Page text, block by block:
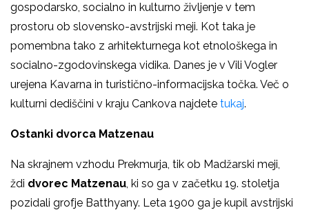
gospodarsko, socialno in kulturno življenje v tem
prostoru ob slovensko-avstrijski meji. Kot taka je
pomembna tako z arhitekturnega kot etnološkega in
socialno-zgodovinskega vidika. Danes je v Vili Vogler
urejena Kavarna in turistično-informacijska točka. Več o
kulturni dediščini v kraju Cankova najdete tukaj.
Ostanki dvorca Matzenau
Na skrajnem vzhodu Prekmurja, tik ob Madžarski meji,
ždi dvorec Matzenau, ki so ga v začetku 19. stoletja
pozidali grofje Batthyany. Leta 1900 ga je kupil avstrijski